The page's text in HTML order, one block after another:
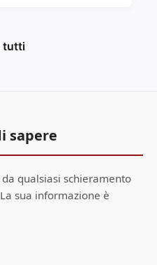
tutti
sapere
qualsiasi schieramento
sua informazione è